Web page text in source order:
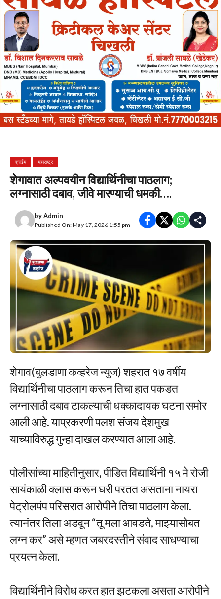
क्राईम महाराष्ट्र
शेगावात अल्पवयीन विद्यार्थिनीचा पाठलाग;
लग्नासाठी दबाव, जीवे मारण्याची धमकी….
byAdmin
Published On: May 17, 2026 1:55 pm
शेगाव(बुलडाणा कव्हरेज न्युज) शहरात १७ वर्षीय
विद्यार्थिनीचा पाठलाग करून तिचा हात पकडत
लग्नासाठी दबाव टाकल्याची धक्कादायक घटना समोर
आली आहे. याप्रकरणी पलश संजय देशमुख
याच्याविरुद्ध गुन्हा दाखल करण्यात आला आहे.
पोलीसांच्या माहितीनुसार, पीडित विद्यार्थिनी १५ मे रोजी
सायंकाळी क्लास करून घरी परतत असताना नायरा
पेट्रोलपंप परिसरात आरोपीने तिचा पाठलाग केला.
त्यानंतर तिला अडवून “तू मला आवडते, माझ्यासोबत
लग्न कर” असे म्हणत जबरदस्तीने संवाद साधण्याचा
प्रयत्न केला.
विद्यार्थिनीने विरोध करत हात झटकला असता आरोपीने